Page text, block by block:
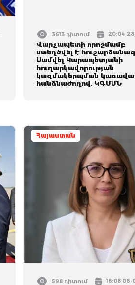
3613 դիտում 20:04
Վարչապետի որոշմամբ
ստեղծվել է
Սամվել Կարապետյանի
հուղարկավորության
կազմակերպման
հանձնաժողով. ԿԳՄՍՆ
Հայաստան
598 դիտում 16:08 06-